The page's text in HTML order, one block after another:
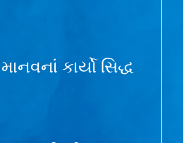
કાર્યો સિદ્ધ